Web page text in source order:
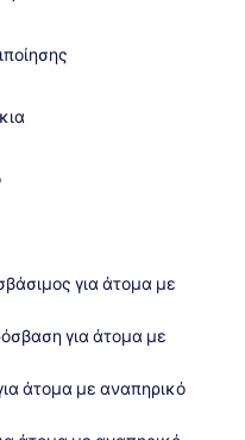
για άτομα με
για άτομα με
άτομα με αναπηρικό